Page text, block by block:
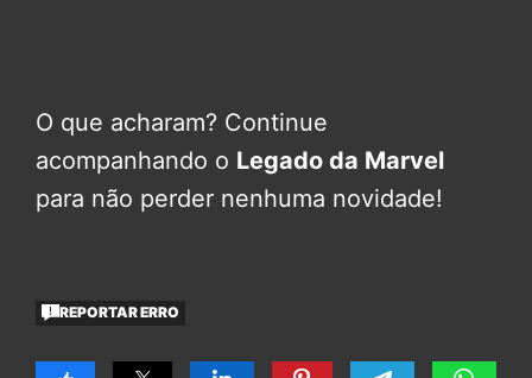
O que acharam? Continue
acompanhando o Legado da Marvel
para não perder nenhuma novidade!
REPORTAR ERRO